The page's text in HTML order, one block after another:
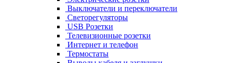
Выключатели и переключатели
Светорегуляторы
USB Розетки
Телевизионные розетки
Интернет и телефон
Термостаты